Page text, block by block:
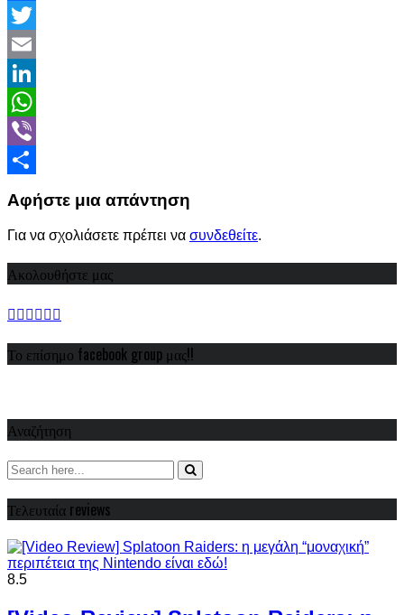
Facebook
Twitter
Email
LinkedIn
WhatsApp
Viber
Αφήστε μια απάντηση
Για να σχολιάσετε πρέπει να συνδεθείτε.
Ακολουθήστε μας
Το επίσημο facebook group μας!!
Αναζήτηση
Τελευταία reviews
8.5